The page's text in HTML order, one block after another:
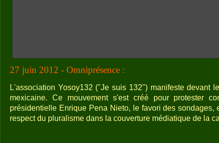
27 juin 2012 - Omniprésence :
L'association Yosoy132 ("Je suis 132") manifeste devant
mexicaine. Ce mouvement s'est créé pour protester
présidentielle Enrique Pena Nieto, le favori des sondages,
respect du pluralisme dans la couverture médiatique de la